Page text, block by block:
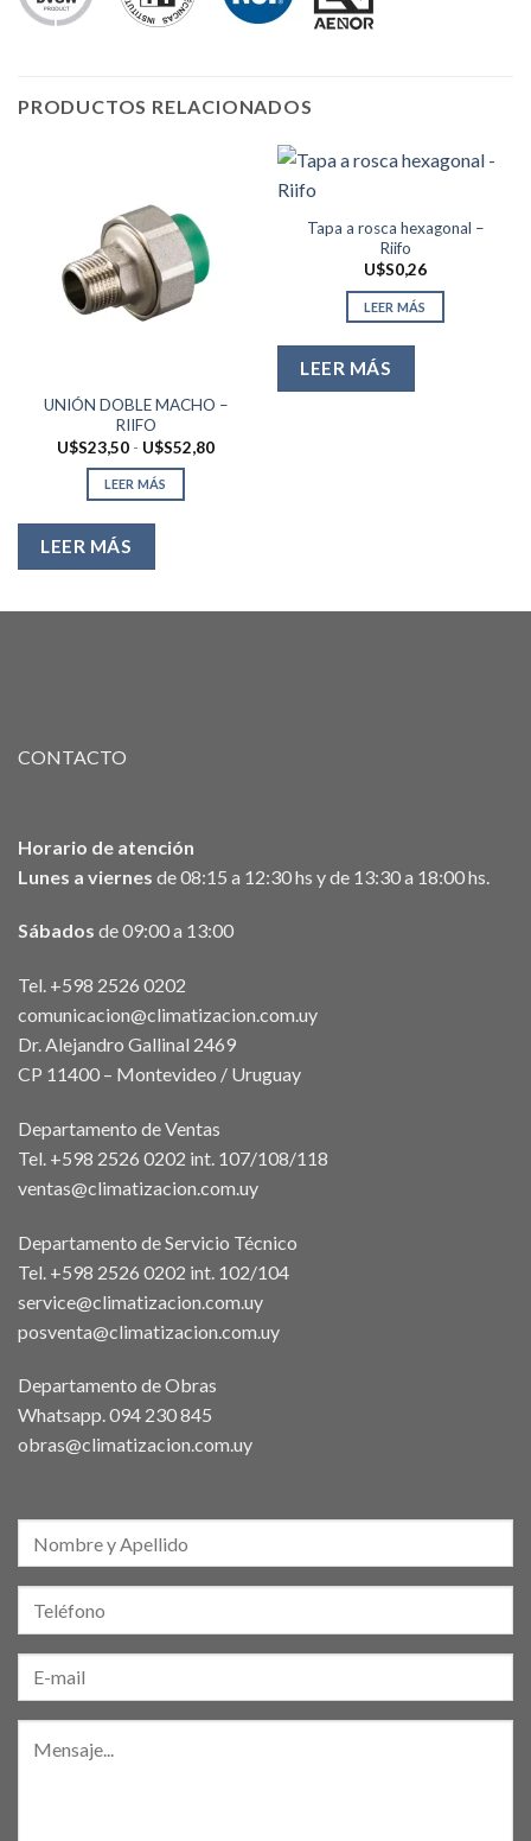
PRODUCTOS RELACIONADOS
UNIÓN DOBLE MACHO –
RIIFO
U$S23,50 - U$S52,80Rango
LEER MÁS
LEER MÁS
Tapa a rosca hexagonal –
Riifo
U$S0,26
LEER MÁS
LEER MÁS
CONTACTO
Horario de atención
Lunes a viernes de 08:15 a 12:30 hs y de 13:30 a 18:00 hs.
Sábados de 09:00 a 13:00
Tel. +598 2526 0202
comunicacion@climatizacion.com.uy
Dr. Alejandro Gallinal 2469
CP 11400 – Montevideo / Uruguay
Departamento de Ventas
Tel. +598 2526 0202 int. 107/108/118
ventas@climatizacion.com.uy
Departamento de Servicio Técnico
Tel. +598 2526 0202 int. 102/104
service@climatizacion.com.uy
posventa@climatizacion.com.uy
Departamento de Obras
Whatsapp.094 230 845
obras@climatizacion.com.uy